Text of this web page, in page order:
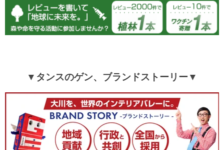
▼タンスのゲン、ブランドストーリー▼